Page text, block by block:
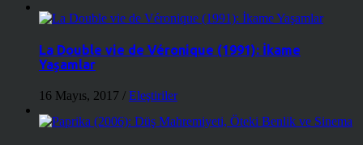
La Double vie de Véronique (1991): İkame
Yaşamlar
16 Mayıs, 2017 / Eleştiriler